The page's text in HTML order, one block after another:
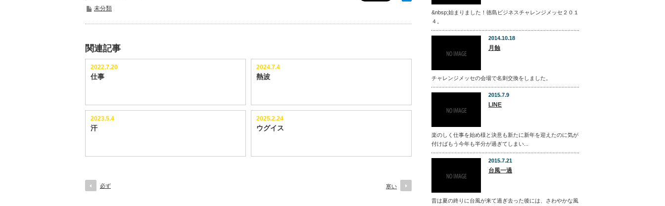
未分類
関連記事
2022.7.20
仕事
2024.7.4
熱波
2023.5.4
汗
2025.2.24
ウグイス
必ず 寒い
&nbsp;始まりました！徳島ビジネスチャレンジメッセ２０１
４。
2014.10.18
月蝕
チャレンジメッセの会場で名刺交換をしました。
2015.7.9
LINE
楽のしく仕事を始め様と決意も新たに新年を迎えたのに気が
付けばもう今年も半分が過ぎてしまい...
2015.7.21
台風一過
昔は夏の終りに台風が来て過ぎ去った後には、さわやかな風